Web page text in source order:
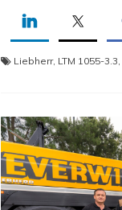
Liebherr, LTM 1055-3.3